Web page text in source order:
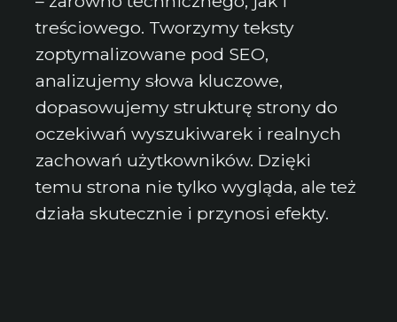
treściowego. Tworzymy teksty
zoptymalizowane pod SEO,
analizujemy słowa kluczowe,
dopasowujemy strukturę strony do
oczekiwań wyszukiwarek i realnych
zachowań użytkowników. Dzięki
temu strona nie tylko wygląda, ale też
działa skutecznie i przynosi efekty.